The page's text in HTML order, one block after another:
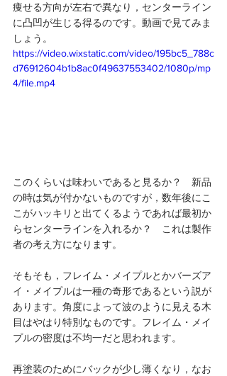
痩せる方向が左右で異なり，センターライン
に凸凹が生じる得るのです。動画で見てみま
しょう。
https://video.wixstatic.com/video/195bc5_788c
d76912604b1b8ac0f49637553402/1080p/mp
4/file.mp4
このくらいは味わいであると見るか？　新品
の時は気が付かないものですが，数年後にこ
こがハッキリと出てくるようであれば最初か
らセンターラインを入れるか？　これは製作
者の考え方になります。
そもそも，フレイム・メイプルとかバーズア
イ・メイプルは一種の奇形であるという説が
あります。角度によって波のように見える木
目はやはり特別なものです。フレイム・メイ
プルの密度は不均一だと思われます。
再塗装のためにバックが少し薄くなり，なお